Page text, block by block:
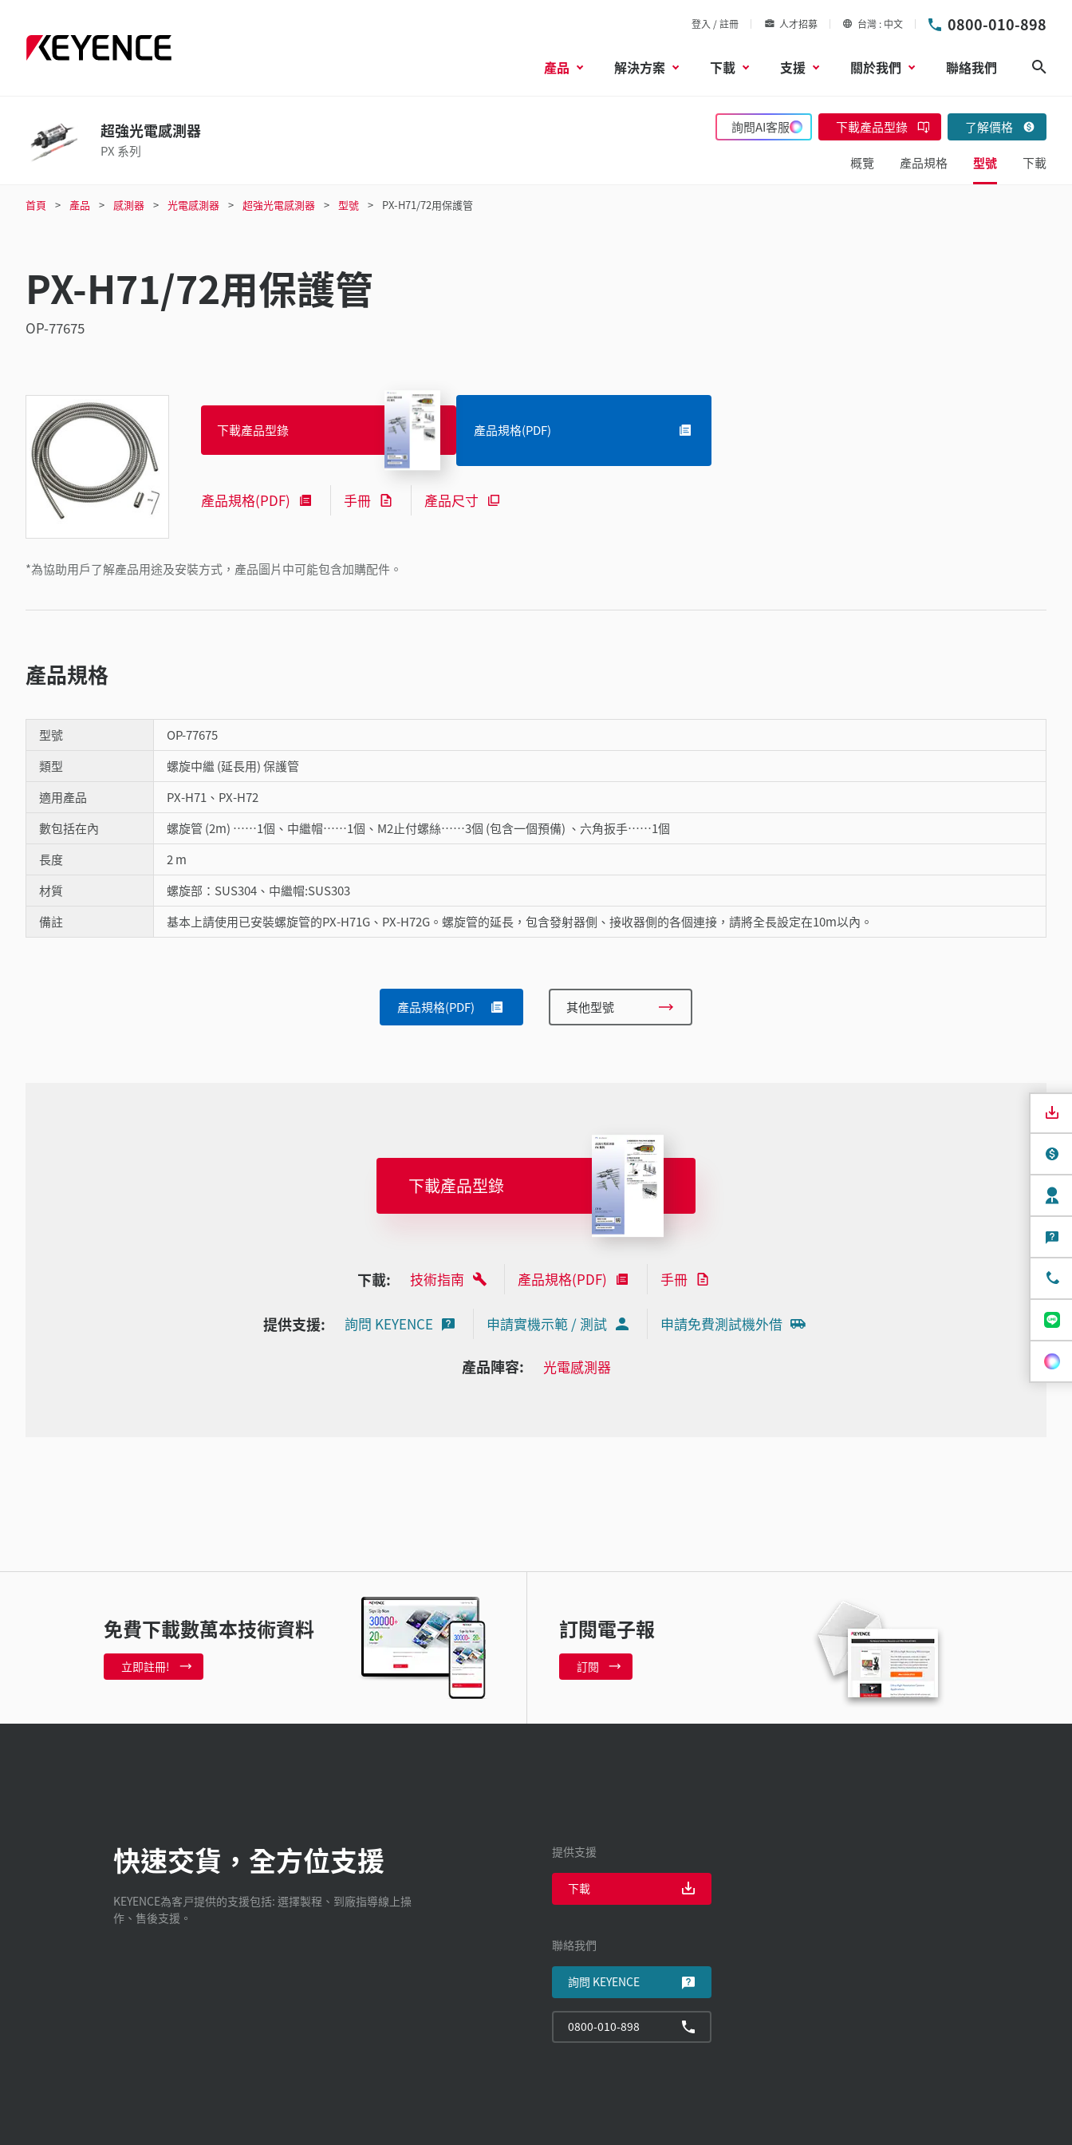
登入 / 註冊 人才招募 台灣 中文 0800-010-898
產品 解決方案 下載 支援 關於我們 聯絡我們
超強光電感測器
PX 系列
詢問AI客服 下載產品型錄 了解價格
概覽 產品規格 型號 下載
首頁 產品 感測器 光電感測器 超強光電感測器 型號 PX-H71/72用保護管
PX-H71/72用保護管
OP-77675
*為協助用戶了解產品用途及安裝方式，產品圖片中可能包含加購配件。
下載產品型錄 產品規格(PDF)
產品規格(PDF) 手冊 產品尺寸
產品規格
型號
OP-77675
類型
螺旋中繼 (延長用) 保護管
適用產品
PX-H71、PX-H72
數包括在內
螺旋管 (2m) ……1個、中繼帽……1個、M2止付螺絲……3個 (包含一個預備) 、六角扳手……1個
長度
2 m
材質
螺旋部：SUS304、中繼帽:SUS303
備註
基本上請使用已安裝螺旋管的PX-H71G、PX-H72G。螺旋管的延長，包含發射器側、接收器側的各個連接，請將全長設定在10m以內。
產品規格(PDF) 其他型號
下載產品型錄
下載: 技術指南 產品規格(PDF) 手冊
提供支援: 詢問 KEYENCE 申請實機示範 / 測試 申請免費測試機外借
產品陣容: 光電感測器
免費下載數萬本技術資料
立即註冊!
訂閱電子報
訂閱
快速交貨，全方位支援
KEYENCE為客戸提供的支援包括: 選擇製程、到廠指導線上操
作、售後支援。
提供支援
下載
聯絡我們
詢問 KEYENCE
0800-010-898